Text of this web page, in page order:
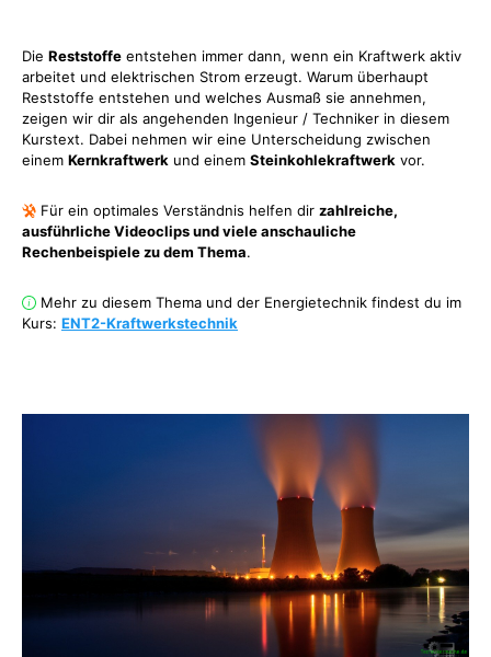
Die Reststoffe entstehen immer dann, wenn ein Kraftwerk aktiv
arbeitet und elektrischen Strom erzeugt. Warum überhaupt
Reststoffe entstehen und welches Ausmaß sie annehmen,
zeigen wir dir als angehenden Ingenieur / Techniker in diesem
Kurstext. Dabei nehmen wir eine Unterscheidung zwischen
einem Kernkraftwerk und einem Steinkohlekraftwerk vor.
Für ein optimales Verständnis helfen dir zahlreiche,
ausführliche Videoclips und viele anschauliche
Rechenbeispiele zu dem Thema.
Mehr zu diesem Thema und der Energietechnik findest du im
Kurs: ENT2-Kraftwerkstechnik